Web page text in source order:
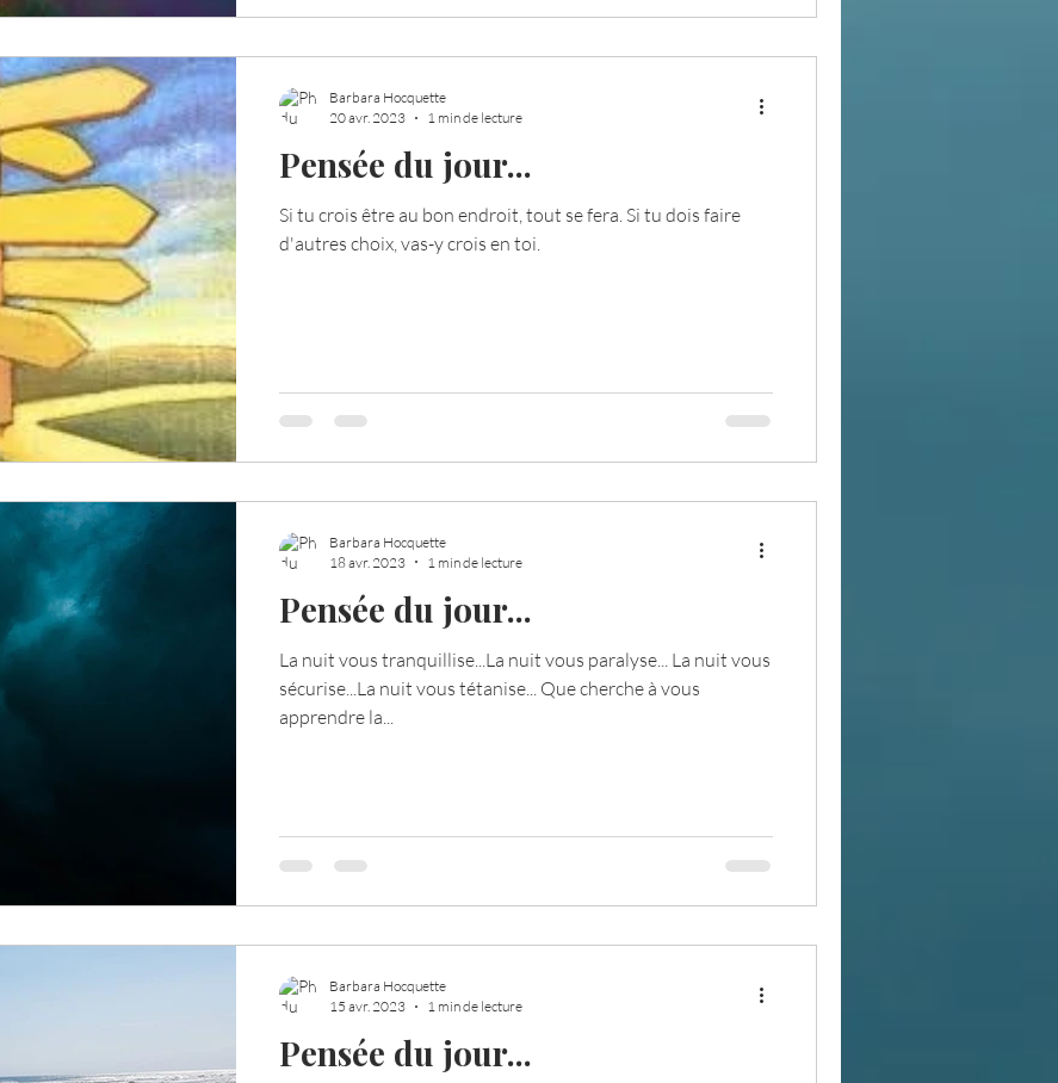
Pensée du jour...
Si tu crois être au bon endroit, tout se fera. Si tu dois faire
d'autres choix, vas-y crois en toi.
Barbara Hocquette
20 avr. 2023
1 min de lecture
Pensée du jour...
La nuit vous tranquillise...La nuit vous paralyse... La nuit vous
sécurise...La nuit vous tétanise... Que cherche à vous
apprendre la...
Barbara Hocquette
18 avr. 2023
1 min de lecture
Pensée du jour...
Barbara Hocquette
15 avr. 2023
1 min de lecture